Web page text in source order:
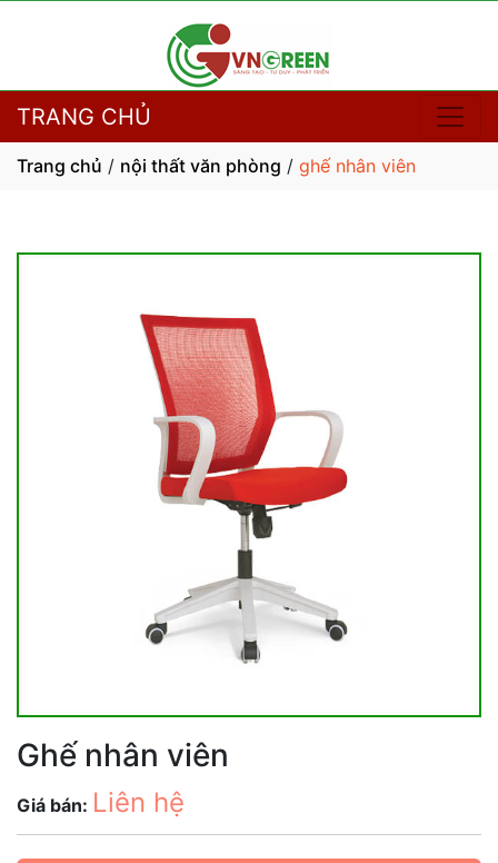
TRANG CHỦ
Trang chủ / nội thất văn phòng / ghế nhân viên
Ghế nhân viên
Giá bán: Liên hệ